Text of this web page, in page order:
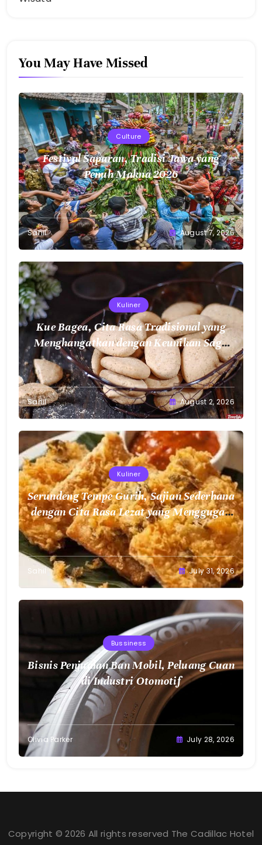
You May Have Missed
Culture
Festival Saparan, Tradisi Jawa yang
Penuh Makna 2026
Sahil August 7, 2026
Kuliner
Kue Bagea, Cita Rasa Tradisional yang
Menghangatkan dengan Keunikan Sagu
Nusantara
Sahil August 2, 2026
Kuliner
Serundeng Tempe Gurih, Sajian Sederhana
dengan Cita Rasa Lezat yang Menggugah
Selera
Sahil July 31, 2026
Bussiness
Bisnis Penjualan Ban Mobil, Peluang Cuan
di Industri Otomotif
Olivia Parker July 28, 2026
Copyright © 2026 All rights reserved The Cadillac Hotel